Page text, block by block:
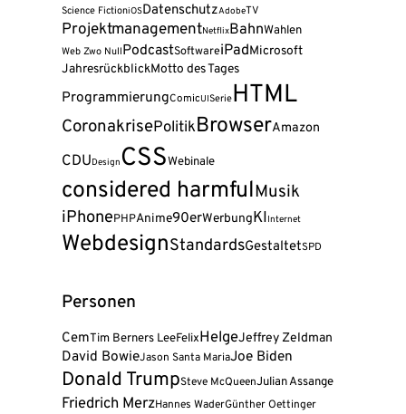
Science FictioniOSDatenschutzAdobeTV
ProjektmanagementNetflixBahnWahlen
Web Zwo NullPodcastSoftwareiPadMicrosoft
JahresrückblickMotto des Tages
ProgrammierungComicUISerieHTML
CoronakrisePolitikBrowserAmazon
CDUDesign CSSWebinale
considered harmfulMusik
iPhonePHPAnime90erWerbungKIInternet
WebdesignStandardsGestaltetSPD
Personen
CemTim Berners LeeFelixHelgeJeffrey Zeldman
David BowieJason Santa MariaJoe Biden
Donald TrumpSteve McQueenJulian Assange
Friedrich MerzHannes WaderGünther Oettinger